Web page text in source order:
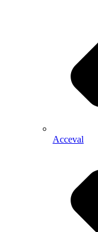
Acceval